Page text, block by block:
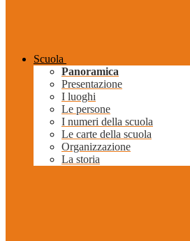
Scuola
Panoramica
Presentazione
I luoghi
Le persone
I numeri della scuola
Le carte della scuola
Organizzazione
La storia